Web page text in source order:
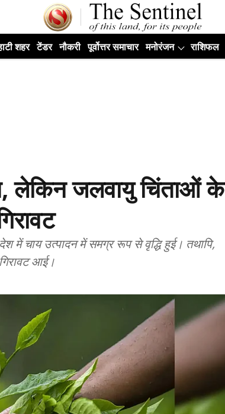
शहर टेंडर नौकरी पूर्वोत्तर समाचार मनोरंजन राशिफल
लेकिन जलवायु चिंताओं के
चाय उत्पादन में समग्र रूप से वृद्धि हुई। तथापि,
आई।